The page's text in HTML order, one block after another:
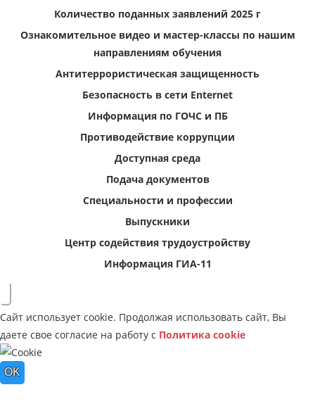
Количество поданных заявлений 2025 г
Ознакомительное видео и мастер-классы по нашим
направлениям обучения
Антитеррористическая защищенность
Безопасность в сети Enternet
Информация по ГОЧС и ПБ
Противодействие коррупции
Доступная среда
Подача документов
Специальности и профессии
Выпускники
Центр содействия трудоустройству
Информация ГИА-11
Сайт использует cookie. Продолжая использовать сайт, Вы
даете свое согласие на работу с Политика cookie
OK